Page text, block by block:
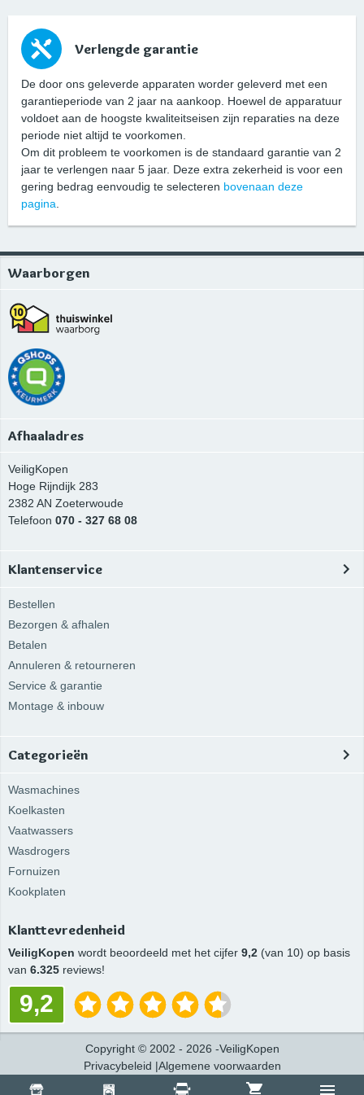
Verlengde garantie
De door ons geleverde apparaten worder geleverd met een
garantieperiode van 2 jaar na aankoop. Hoewel de apparatuur
voldoet aan de hoogste kwaliteitseisen zijn reparaties na deze
periode niet altijd te voorkomen.
Om dit probleem te voorkomen is de standaard garantie van 2
jaar te verlengen naar 5 jaar. Deze extra zekerheid is voor een
gering bedrag eenvoudig te selecteren bovenaan deze
pagina
Waarborgen
Afhaaladres
VeiligKopen
Hoge Rijndijk 283
2382 AN Zoeterwoude
Telefoon 070 - 327 68 08
Klantenservice
Bestellen
Bezorgen & afhalen
Betalen
Annuleren & retourneren
Service & garantie
Montage & inbouw
Categorieën
Wasmachines
Koelkasten
Vaatwassers
Wasdrogers
Fornuizen
Kookplaten
Klanttevredenheid
VeiligKopen wordt beoordeeld met het cijfer 9,2 (van 10) op basis
van 6.325 reviews!
9,2
Copyright ©2002 - 2026 -VeiligKopen
Privacybeleid |Algemene voorwaarden